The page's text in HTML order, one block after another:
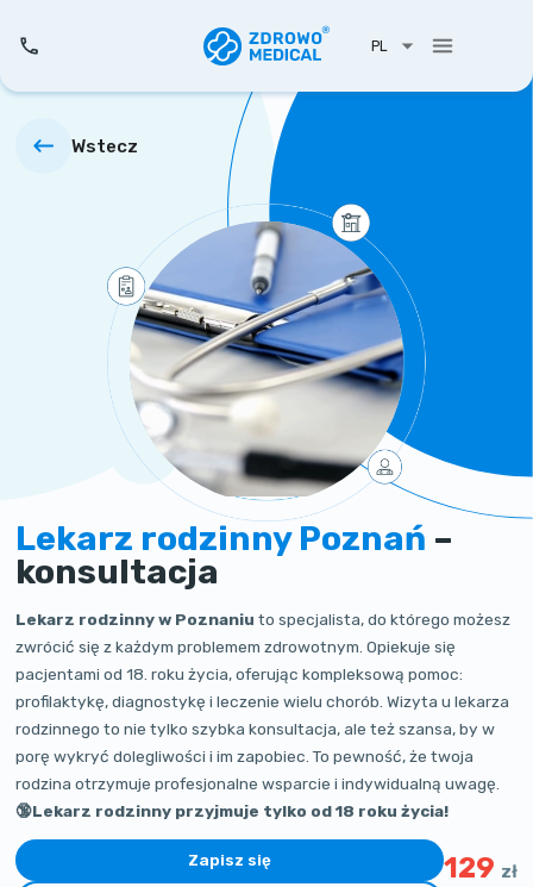
PL
Wstecz
Lekarz rodzinny Poznań –
konsultacja
Lekarz rodzinny w Poznaniu to specjalista, do którego możesz
zwrócić się z każdym problemem zdrowotnym. Opiekuje się
pacjentami od 18. roku życia, oferując kompleksową pomoc:
profilaktykę, diagnostykę i leczenie wielu chorób. Wizyta u lekarza
rodzinnego to nie tylko szybka konsultacja, ale też szansa, by w
porę wykryć dolegliwości i im zapobiec. To pewność, że twoja
rodzina otrzymuje profesjonalne wsparcie i indywidualną uwagę.
🔞Lekarz rodzinny przyjmuje tylko od 18 roku życia!
Zapisz się 129 zł